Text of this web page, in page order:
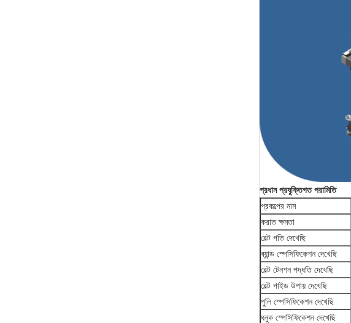
প্রধান প্রযুক্তিগত পরামিতি
প্রকল্পের নাম
করাত ক্ষমতা
বেল্ট গতি দেখেছি
ব্যান্ড স্পেসিফিকেশন দেখেছি
বেল্ট টেনশন পদ্ধতি দেখেছি
বেল্ট গাইড উপায় দেখেছি
পুলি স্পেসিফিকেশন দেখেছি
ধনুক স্পেসিফিকেশন দেখেছি